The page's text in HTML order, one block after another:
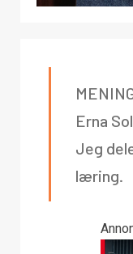
Erna
Jeg
læring.